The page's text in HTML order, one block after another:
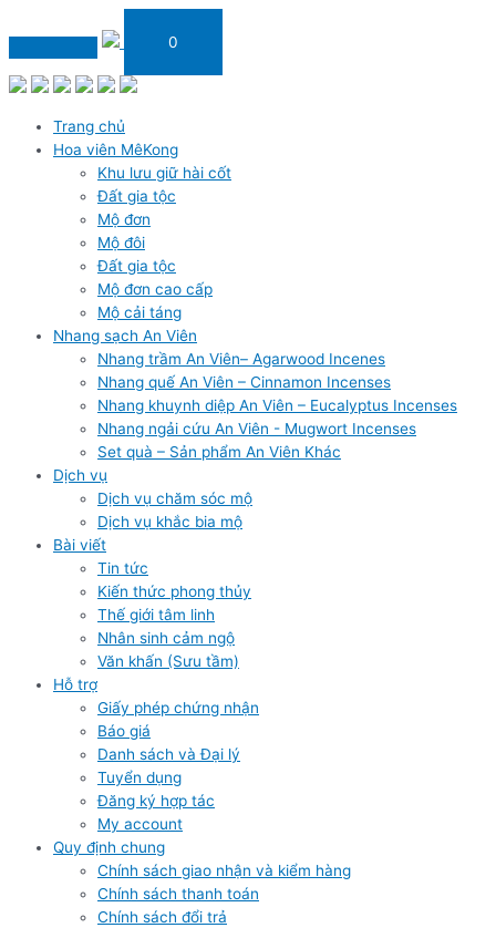
0
Trang chủ
Hoa viên MêKong
Khu lưu giữ hài cốt
Đất gia tộc
Mộ đơn
Mộ đôi
Đất gia tộc
Mộ đơn cao cấp
Mộ cải táng
Nhang sạch An Viên
Nhang trầm An Viên– Agarwood Incenes
Nhang quế An Viên – Cinnamon Incenses
Nhang khuynh diệp An Viên – Eucalyptus Incenses
Nhang ngải cứu An Viên - Mugwort Incenses
Set quà – Sản phẩm An Viên Khác
Dịch vụ
Dịch vụ chăm sóc mộ
Dịch vụ khắc bia mộ
Bài viết
Tin tức
Kiến thức phong thủy
Thế giới tâm linh
Nhân sinh cảm ngộ
Văn khấn (Sưu tầm)
Hỗ trợ
Giấy phép chứng nhận
Báo giá
Danh sách và Đại lý
Tuyển dụng
Đăng ký hợp tác
My account
Quy định chung
Chính sách giao nhận và kiểm hàng
Chính sách thanh toán
Chính sách đổi trả